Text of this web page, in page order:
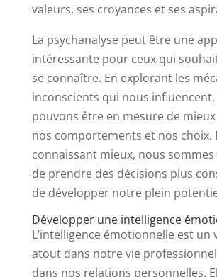
valeurs, ses croyances et ses
La psychanalyse peut être une
intéressante pour ceux qui
se connaître. En explorant les
inconscients qui nous
pouvons être en mesure de
nos comportements et nos choix.
connaissant mieux, nous
de prendre des décisions plus
de développer notre plein
Développer une intelligence
L’intelligence émotionnelle est un
atout dans notre vie
dans nos relations personnelles.